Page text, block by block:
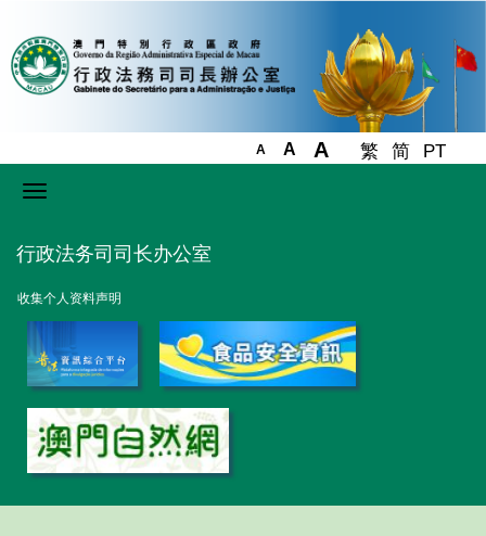
A A A 繁 简 PT
Toggle
行政法务司司长办公室
收集个人资料声明